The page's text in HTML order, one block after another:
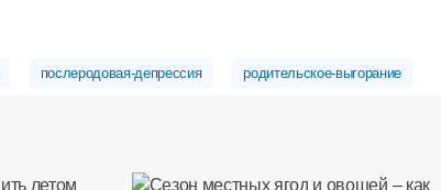
послеродовая-депрессия родительское-выгорание